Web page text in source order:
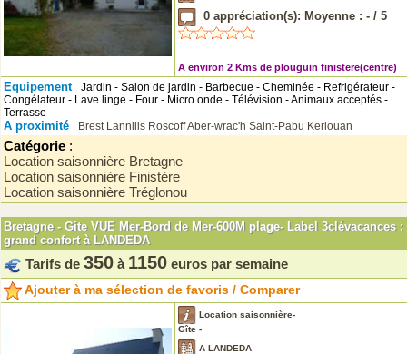
0 appréciation(s): Moyenne : - / 5
A environ 2 Kms de plouguin finistere(centre)
Equipement
Jardin - Salon de jardin - Barbecue - Cheminée - Refrigérateur -
Congélateur - Lave linge - Four - Micro onde - Télévision - Animaux acceptés -
Terrasse -
A proximité Brest Lannilis RoscoffAber-wrac'h Saint-Pabu Kerlouan
Catégorie :
Location saisonnière Bretagne
Location saisonnière Finistère
Location saisonnière Tréglonou
Bretagne - Gite VUE Mer-Bord de Mer-600M plage- Label 3clévacances :
grand confort à LANDEDA
Tarifs de 350 à 1150 euros par semaine
Ajouter à ma sélection de favoris / Comparer
Location saisonnière-
Gîte -
A LANDEDA